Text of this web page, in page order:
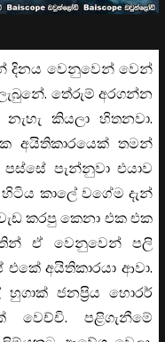
දිනය වෙනුවෙන් වෙන්
තේරුම් අරගන්න
කියලා හිතනවා.
අයිතිකාරයෙක් තමන්
පැන්නුවා එයාව
කාලේ වගේම දැන්
කරපු කෙනා එක එක
ඒ වෙනුවෙන් පලි
අයිතිකාරයා ආවා.
ජනප්‍රිය හොරර්
වෙච්චි. පළිගැනීමේ